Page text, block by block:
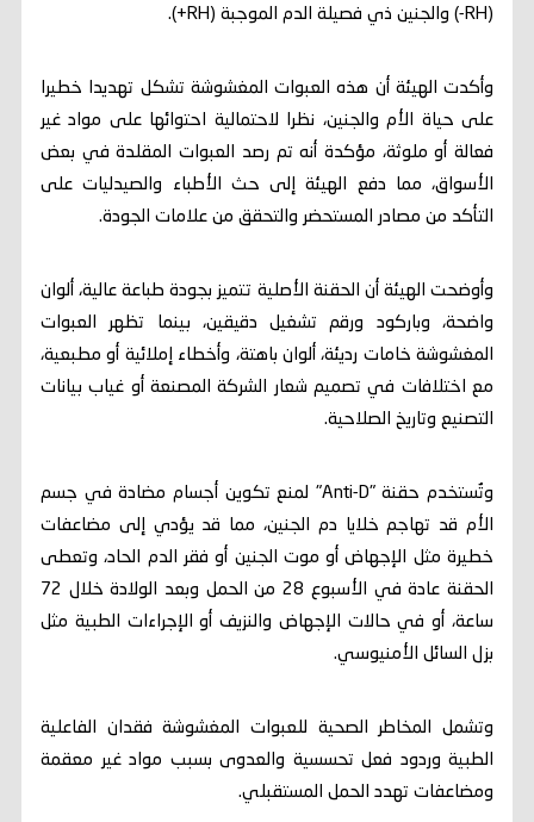
(RH-) والجنين ذي فصيلة الدم الموجبة (RH+).
وأكدت الهيئة أن هذه العبوات المغشوشة تشكل تهديدا خطيرا
على حياة الأم والجنين، نظرا لاحتمالية احتوائها على مواد غير
فعالة أو ملوثة، مؤكدة أنه تم رصد العبوات المقلدة في بعض
الأسواق، مما دفع الهيئة إلى حث الأطباء والصيدليات على
التأكد من مصادر المستحضر والتحقق من علامات الجودة.
وأوضحت الهيئة أن الحقنة الأصلية تتميز بجودة طباعة عالية، ألوان
واضحة، وباركود ورقم تشغيل دقيقين، بينما تظهر العبوات
المغشوشة خامات رديئة، ألوان باهتة، وأخطاء إملائية أو مطبعية،
مع اختلافات في تصميم شعار الشركة المصنعة أو غياب بيانات
التصنيع وتاريخ الصلاحية.
وتُستخدم حقنة "Anti-D" لمنع تكوين أجسام مضادة في جسم
الأم قد تهاجم خلايا دم الجنين، مما قد يؤدي إلى مضاعفات
خطيرة مثل الإجهاض أو موت الجنين أو فقر الدم الحاد، وتعطى
الحقنة عادة في الأسبوع 28 من الحمل وبعد الولادة خلال 72
ساعة، أو في حالات الإجهاض والنزيف أو الإجراءات الطبية مثل
بزل السائل الأمنيوسي.
وتشمل المخاطر الصحية للعبوات المغشوشة فقدان الفاعلية
الطبية وردود فعل تحسسية والعدوى بسبب مواد غير معقمة
ومضاعفات تهدد الحمل المستقبلي.